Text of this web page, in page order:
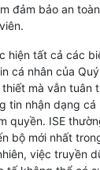
đảm bảo an
hiện tất cả các
cá nhân của
thiết mà vẫn tuân
tin nhận dạng cá
quyền. ISE
bộ mới nhất
việc truyền